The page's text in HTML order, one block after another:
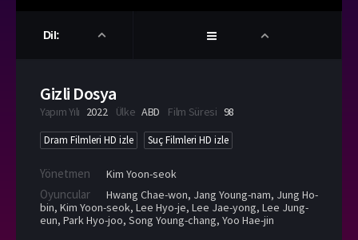
Dil:
Gizli Dosya
Yapım Yılı 2022 Ülke ABD Film Süresi 98
Dram Filmleri HD izle Suç Filmleri HD izle
Yönetmen Kim Yoon-seok
Oyuncular Hwang Chae-won, Jang Young-nam, Jung Ho-
bin, Kim Yoon-seok, Lee Hyo-je, Lee Jae-yong, Lee Jung-
eun, Park Hyo-joo, Song Young-chang, Yoo Hae-jin